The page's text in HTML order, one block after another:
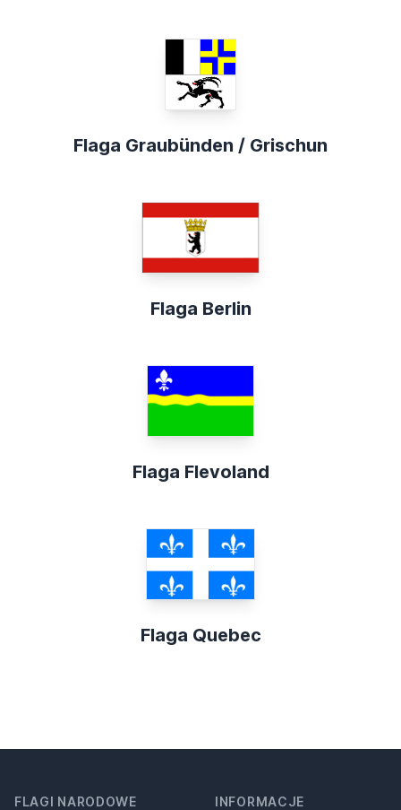
Flaga Graubünden / Grischun
Flaga Berlin
Flaga Flevoland
Flaga Quebec
FLAGI NARODOWE INFORMACJE